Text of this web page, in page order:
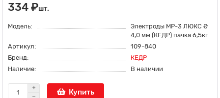
334 ₽шт.
Модель:
Электроды МР-3 ЛЮКС Ø
4,0 мм (КЕДР) пачка 6,5кг
Артикул:
109-840
Бренд:
КЕДР
Наличие:
В наличии
Купить